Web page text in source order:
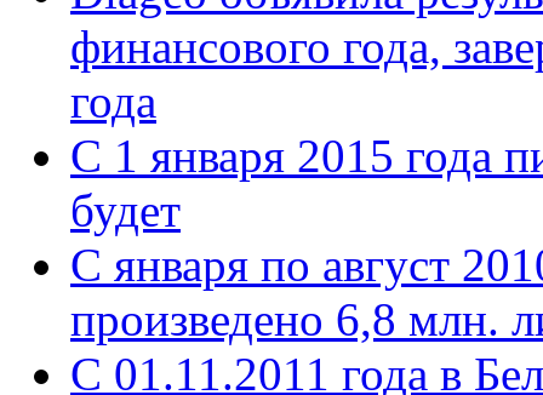
финансового года,
года
С 1 января 2015 года
будет
С января по август
произведено 6,8 млн.
С 01.11.2011 года в